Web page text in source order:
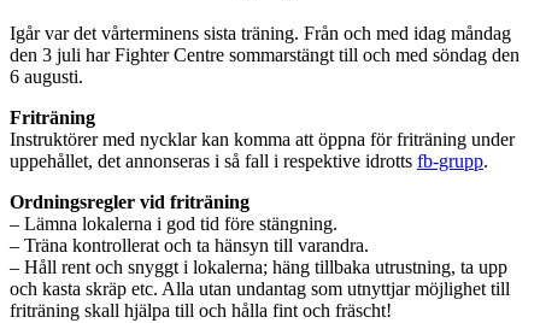
Igår var det vårterminens sista träning. Från och med idag måndag
den 3 juli har Fighter Centre sommarstängt till och med söndag den
6 augusti.
Friträning
Instruktörer med nycklar kan komma att öppna för friträning under
uppehållet, det annonseras i så fall i respektive idrotts fb-grupp.
Ordningsregler vid friträning
– Lämna lokalerna i god tid före stängning.
– Träna kontrollerat och ta hänsyn till varandra.
– Håll rent och snyggt i lokalerna; häng tillbaka utrustning, ta upp
och kasta skräp etc. Alla utan undantag som utnyttjar möjlighet till
friträning skall hjälpa till och hålla fint och fräscht!